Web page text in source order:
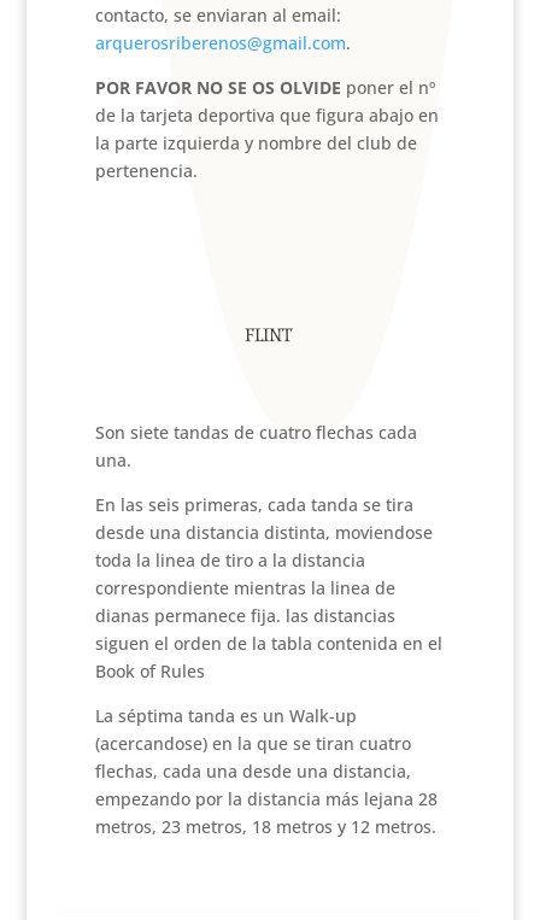
contacto, se enviaran al email:
arquerosriberenos@gmail.com.
POR FAVOR NO SE OS OLVIDE poner el nº
de la tarjeta deportiva que figura abajo en
la parte izquierda y nombre del club de
pertenencia.
FLINT
Son siete tandas de cuatro flechas cada
una.
En las seis primeras, cada tanda se tira
desde una distancia distinta, moviendose
toda la linea de tiro a la distancia
correspondiente mientras la linea de
dianas permanece fija. las distancias
siguen el orden de la tabla contenida en el
Book of Rules
La séptima tanda es un Walk-up
(acercandose) en la que se tiran cuatro
flechas, cada una desde una distancia,
empezando por la distancia más lejana 28
metros, 23 metros, 18 metros y 12 metros.